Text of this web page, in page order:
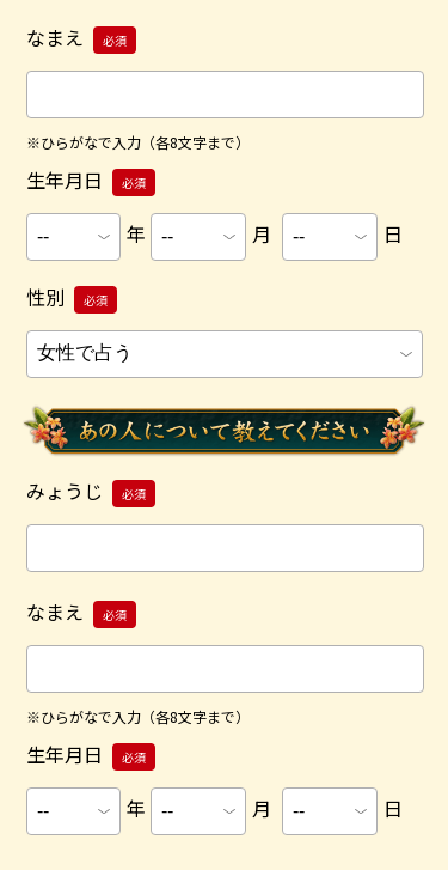
なまえ 必須
※ひらがなで入力（各8文字まで）
生年月日 必須
年 月 日
性別 必須
みょうじ 必須
なまえ 必須
※ひらがなで入力（各8文字まで）
生年月日 必須
年 月 日